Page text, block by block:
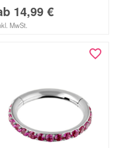
14,99 €
MwSt.